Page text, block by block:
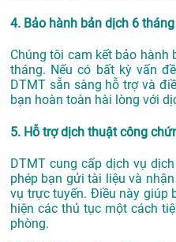
4. Bảo hành bản dịch 6 tháng
Chúng tôi cam kết bảo hành
tháng. Nếu có bất kỳ vấn
DTMT sẵn sàng hỗ trợ và
bạn hoàn toàn hài lòng với
5. Hỗ trợ dịch thuật công
DTMT cung cấp dịch vụ
phép bạn gửi tài liệu và
vụ trực tuyến. Điều này giúp
hiện các thủ tục một cách
phòng.